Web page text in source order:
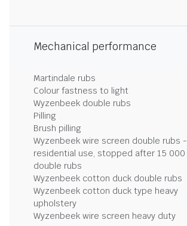
Mechanical performance
Martindale rubs
Colour fastness to light
Wyzenbeek double rubs
Pilling
Brush pilling
Wyzenbeek wire screen double rubs -
residential use, stopped after 15 000
double rubs
Wyzenbeek cotton duck double rubs
Wyzenbeek cotton duck type heavy
upholstery
Wyzenbeek wire screen heavy duty